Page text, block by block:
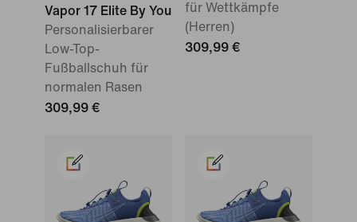
Vapor 17 Elite By You
Personalisierbarer
Low-Top-
Fußballschuh für
normalen Rasen
309,99 €
für Wettkämpfe
(Herren)
309,99 €